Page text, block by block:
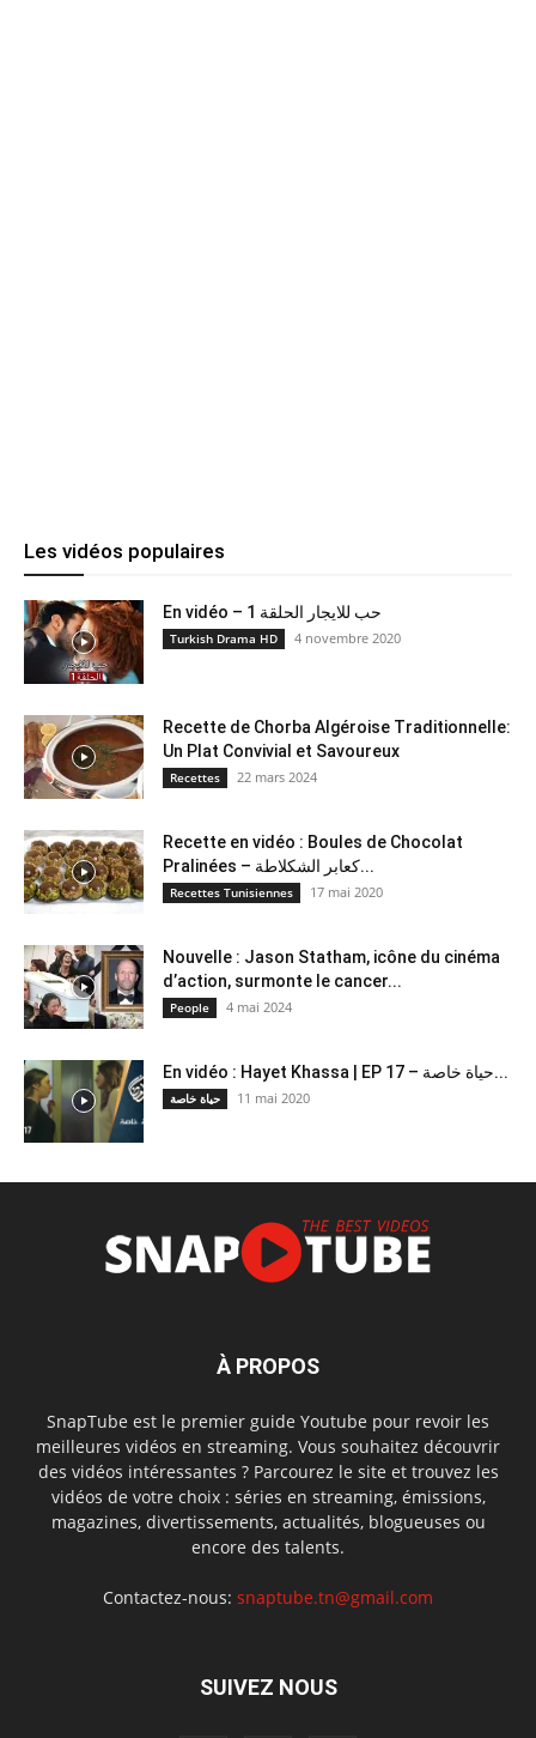
Les vidéos populaires
En vidéo – حب للايجار الحلقة 1
Turkish Drama HD 4 novembre 2020
Recette de Chorba Algéroise Traditionnelle:
Un Plat Convivial et Savoureux
Recettes 22 mars 2024
Recette en vidéo : Boules de Chocolat
Pralinées – كعابر الشكلاطة...
Recettes Tunisiennes 17 mai 2020
Nouvelle : Jason Statham, icône du cinéma
d’action, surmonte le cancer...
People 4 mai 2024
En vidéo : Hayet Khassa | EP 17 – حياة خاصة...
حياة خاصة 11 mai 2020
À PROPOS
SnapTube est le premier guide Youtube pour revoir les
meilleures vidéos en streaming. Vous souhaitez découvrir
des vidéos intéressantes ? Parcourez le site et trouvez les
vidéos de votre choix : séries en streaming, émissions,
magazines, divertissements, actualités, blogueuses ou
encore des talents.
Contactez-nous: snaptube.tn@gmail.com
SUIVEZ NOUS